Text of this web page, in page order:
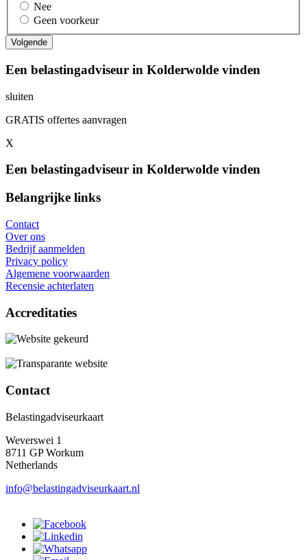
Nee
Geen voorkeur
Een belastingadviseur in Kolderwolde vinden
sluiten
GRATIS offertes aanvragen
X
Een belastingadviseur in Kolderwolde vinden
Belangrijke links
Contact
Over ons
Bedrijf aanmelden
Privacy policy
Algemene voorwaarden
Recensie achterlaten
Accreditaties
Contact
Belastingadviseurkaart
Weverswei 1
8711 GP Workum
Netherlands
info@belastingadviseurkaart.nl